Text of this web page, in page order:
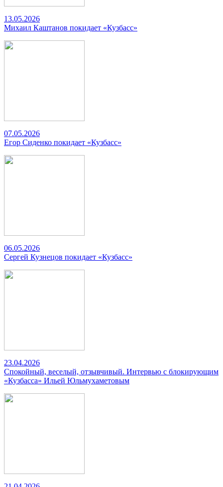
13.05.2026
Михаил Каштанов покидает «Кузбасс»
07.05.2026
Егор Сиденко покидает «Кузбасс»
06.05.2026
Сергей Кузнецов покидает «Кузбасс»
23.04.2026
Спокойный, веселый, отзывчивый. Интервью с блокирующим
«Кузбасса» Ильей Юльмухаметовым